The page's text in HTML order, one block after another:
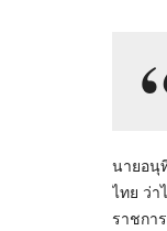
นายอนุ
ไทย ว่า
ราชกา